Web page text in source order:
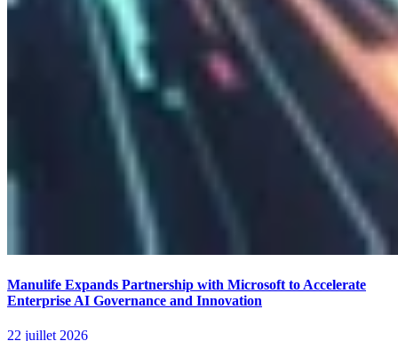
Manulife Expands Partnership with Microsoft to Accelerate
Enterprise AI Governance and Innovation
22 juillet 2026